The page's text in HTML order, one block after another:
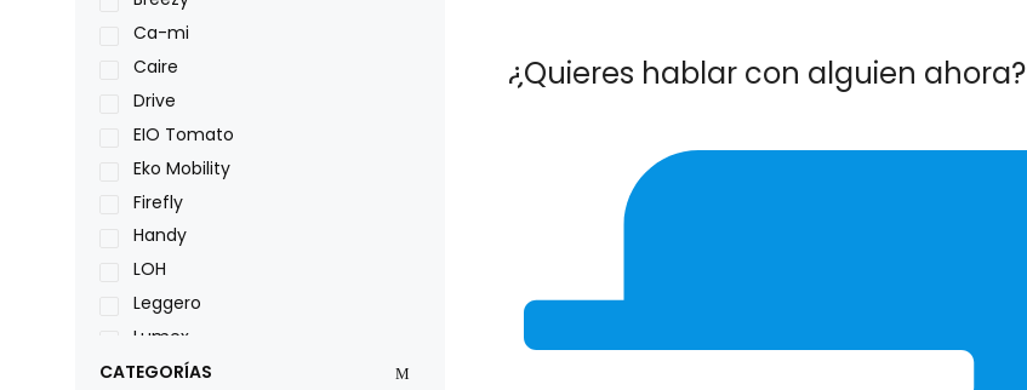
¿Quieres hablar con alguien ahora?
Ca-mi
Caire
Drive
EIO Tomato
Eko Mobility
Firefly
Handy
LOH
Leggero
Lumex
Medical Store
CATEGORÍAS